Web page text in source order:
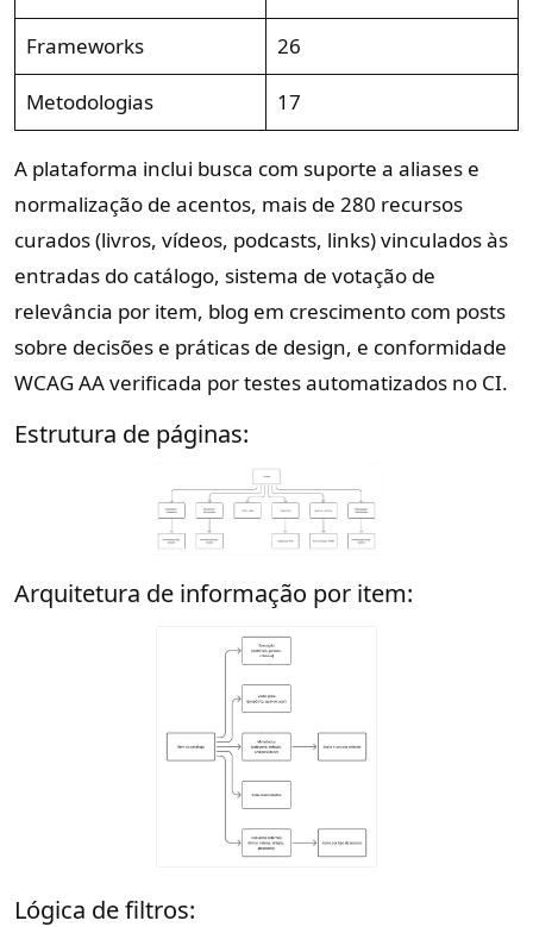
Frameworks 26
Metodologias 17
A plataforma inclui busca com suporte a aliases e
normalização de acentos, mais de 280 recursos
curados (livros, vídeos, podcasts, links) vinculados às
entradas do catálogo, sistema de votação de
relevância por item, blog em crescimento com posts
sobre decisões e práticas de design, e conformidade
WCAG AA verificada por testes automatizados no CI.
Estrutura de páginas:
Arquitetura de informação por item:
Lógica de filtros: